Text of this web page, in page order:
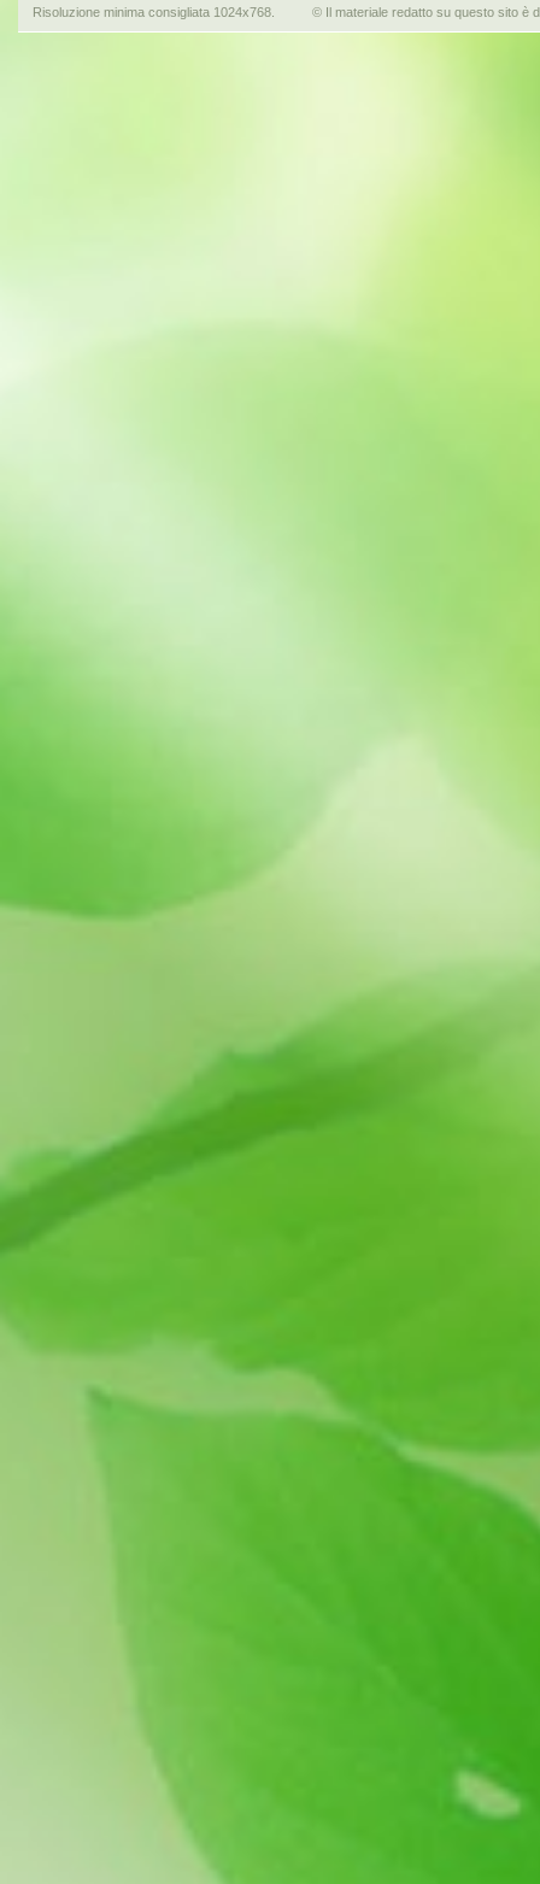
Risoluzione minima consigliata 1024x768. © Il materiale redatto su questo sito è